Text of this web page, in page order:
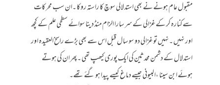
مقبول عام ہونے نے بھی استدلالی سوچ کا راستہ روکا ۔ان سب محرکات
سے کنارہ کر کے غزالی کے سر سارا الزام منڈ دینا سوائے سطحی علم کے کچھ
اور نہیں ۔نہیں تو غزالی دو سو سال قبل اس سے بھی بڑے راسخ العقیدہ اور
استدلال کے دشمن محدثین کی ایک پوری کیھپ تھی ۔پھر ان کی ہوتے
ہوئے ابن سینا ،البیونی جیسے دماغ کیسے پیدا ہو گئے تھے۔